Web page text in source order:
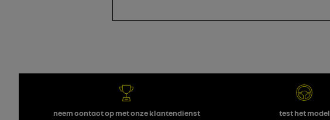
neem contact op met onze klantendienst
test het model